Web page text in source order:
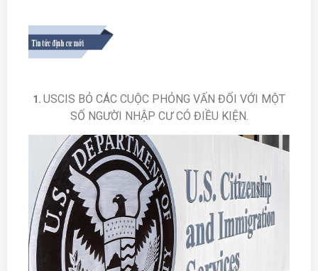
1. USCIS BỎ CÁC CUỘC PHỎNG VẤN ĐỐI VỚI MỘT
SỐ NGƯỜI NHẬP CƯ CÓ ĐIỀU KIỆN.